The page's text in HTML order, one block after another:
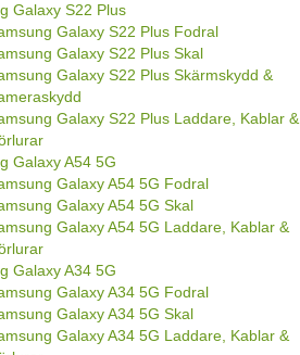
Galaxy S22 Plus
Galaxy S22 Plus Fodral
Galaxy S22 Plus Skal
Galaxy S22 Plus Skärmskydd &
Galaxy S22 Plus Laddare, Kablar &
Galaxy A54 5G
Galaxy A54 5G Fodral
Galaxy A54 5G Skal
Galaxy A54 5G Laddare, Kablar &
Galaxy A34 5G
Galaxy A34 5G Fodral
Galaxy A34 5G Skal
Galaxy A34 5G Laddare, Kablar &